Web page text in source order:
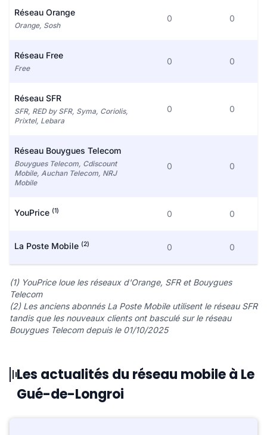
Réseau Orange
Orange, Sosh
0 0
Réseau Free
Free
0 0
Réseau SFR
SFR, RED by SFR, Syma, Coriolis,
Prixtel, Lebara
0 0
Réseau Bouygues Telecom
Bouygues Telecom, Cdiscount
Mobile, Auchan Telecom, NRJ
Mobile
0 0
YouPrice (1) 0 0
La Poste Mobile (2) 0 0
(1) YouPrice loue les réseaux d'Orange, SFR et Bouygues
Telecom
(2) Les anciens abonnés La Poste Mobile utilisent le réseau SFR
tandis que les nouveaux clients ont basculé sur le réseau
Bouygues Telecom depuis le 01/10/2025
Les actualités du réseau mobile à Le
Gué-de-Longroi